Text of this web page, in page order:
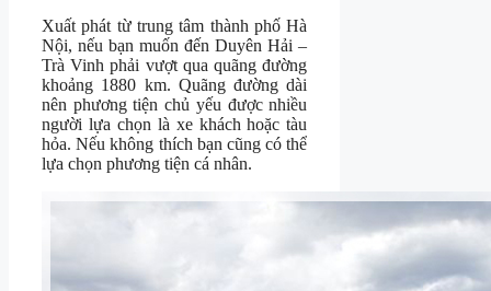
Xuất phát từ trung tâm thành phố Hà
Nội, nếu bạn muốn đến Duyên Hải –
Trà Vinh phải vượt qua quãng đường
khoảng 1880 km. Quãng đường dài
nên phương tiện chủ yếu được nhiều
người lựa chọn là xe khách hoặc tàu
hỏa. Nếu không thích bạn cũng có thể
lựa chọn phương tiện cá nhân.